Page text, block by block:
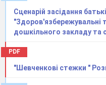
Сценарій засідання
"Здоров'язбережувальні
дошкільного закладу та
PDF
"Шевченкові стежки "